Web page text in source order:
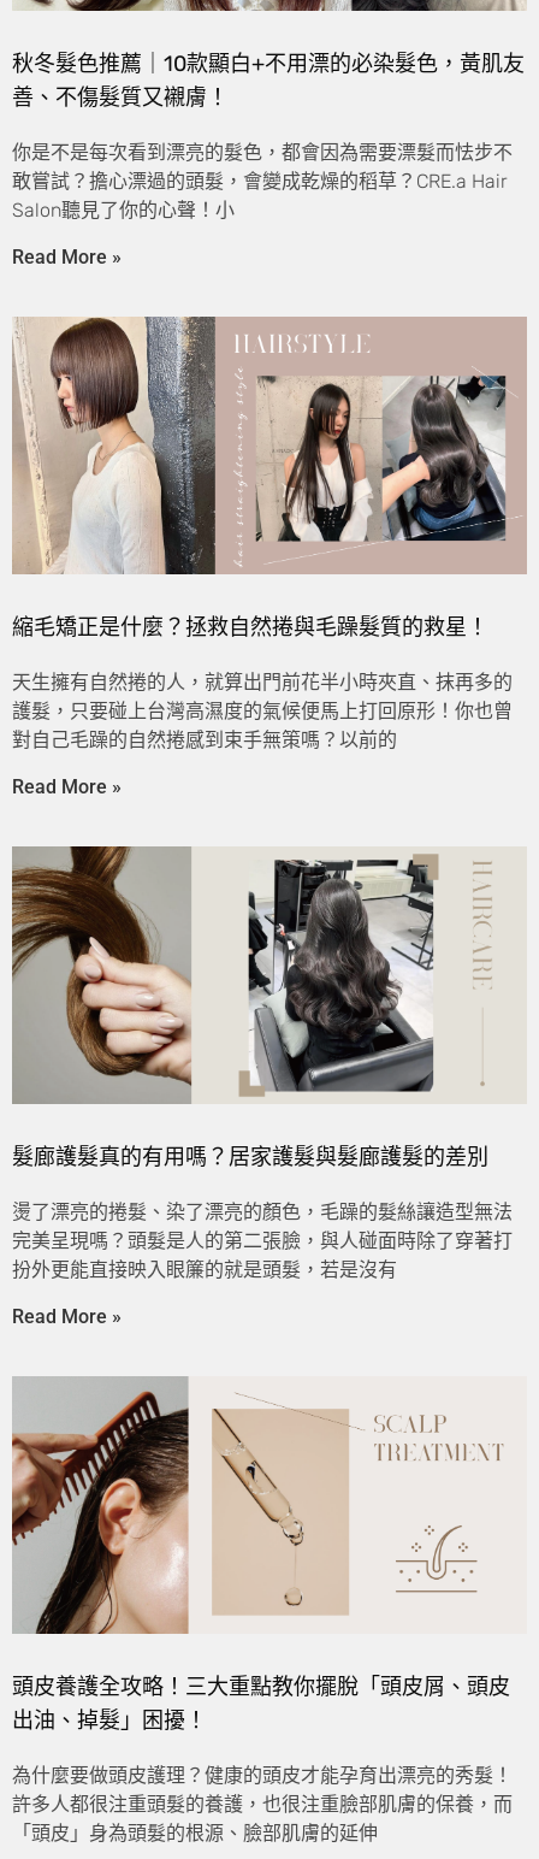
秋冬髮色推薦｜10款顯白+不用漂的必染髮色，黃肌友
善、不傷髮質又襯膚！
你是不是每次看到漂亮的髮色，都會因為需要漂髮而怯步不
敢嘗試？擔心漂過的頭髮，會變成乾燥的稻草？CRE.a Hair
Salon聽見了你的心聲！小
Read More »
縮毛矯正是什麼？拯救自然捲與毛躁髮質的救星！
天生擁有自然捲的人，就算出門前花半小時夾直、抹再多的
護髮，只要碰上台灣高濕度的氣候便馬上打回原形！你也曾
對自己毛躁的自然捲感到束手無策嗎？以前的
Read More »
髮廊護髮真的有用嗎？居家護髮與髮廊護髮的差別
燙了漂亮的捲髮、染了漂亮的顏色，毛躁的髮絲讓造型無法
完美呈現嗎？頭髮是人的第二張臉，與人碰面時除了穿著打
扮外更能直接映入眼簾的就是頭髮，若是沒有
Read More »
頭皮養護全攻略！三大重點教你擺脫「頭皮屑、頭皮
出油、掉髮」困擾！
為什麼要做頭皮護理？健康的頭皮才能孕育出漂亮的秀髮！
許多人都很注重頭髮的養護，也很注重臉部肌膚的保養，而
「頭皮」身為頭髮的根源、臉部肌膚的延伸